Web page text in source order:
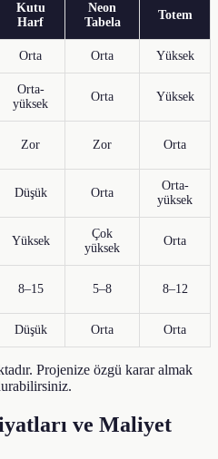
Kutu
Harf
Neon
Tabela
Totem
Orta Orta Yüksek
Orta-
yüksek
Orta Yüksek
Zor Zor Orta
Düşük Orta
Orta-
yüksek
Yüksek
Çok
yüksek
Orta
8–15 5–8 8–12
Düşük Orta Orta
Projenize özgü karar almak
ve Maliyet